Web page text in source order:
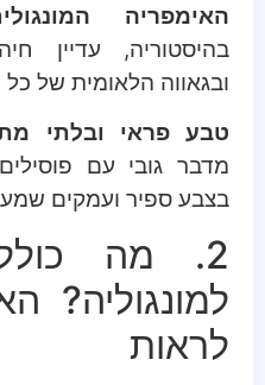
האימפריה
בהיסטוריה, עדיין
ובגאווה הלאומית של
טבע פראי ובלתי
מדבר גובי עם
בצבע ספיר ועמקים
2. מה
למונגוליה?
לראות